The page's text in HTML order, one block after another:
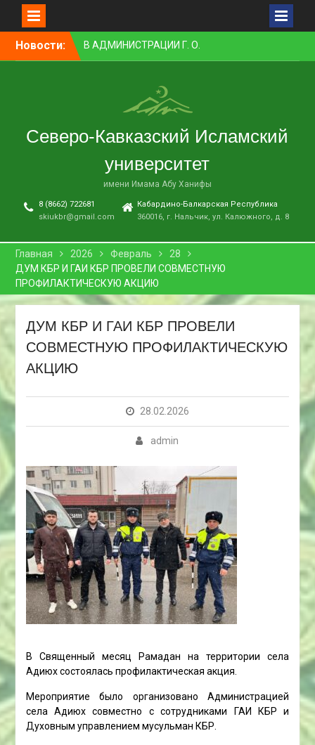
Перейти
Новости:
МЕЖКОНФЕССИОНАЛЬНЫХ
ОТНОШЕНИЙ
ПРЕПОДАВАТЕЛЬ СКИУ
НОМИНАЦИИ «ЛУЧШАЯ
НАУЧНАЯ СТАТЬЯ»
ПРЕМЬЕРНЫЙ ПОКАЗ
ОЖИДАНИЯ»
В СКИУ ПРОШЛИ
ВСТУПИТЕЛЬНЫЕ
ЭКЗАМЕНЫ
Северо-Кавказский Исламский
университет
имени Имама Абу Ханифы
8 (8662) 722681
skiukbr@gmail.com
Кабардино-Балкарская Республика
360016, г. Нальчик, ул. Калюжного, д. 8
Главная 2026 Февраль
28
ДУМ КБР И ГАИ КБР ПРОВЕЛИ СОВМЕСТНУЮ
ПРОФИЛАКТИЧЕСКУЮ АКЦИЮ
ДУМ КБР И ГАИ КБР ПРОВЕЛИ
СОВМЕСТНУЮ ПРОФИЛАКТИЧЕСКУЮ
АКЦИЮ
28.02.2026
admin
В Священный месяц Рамадан на территории села
Адиюх состоялась профилактическая акция.
Мероприятие было организовано Администрацией
села Адиюх совместно с сотрудниками ГАИ КБР и
Духовным управлением мусульман КБР.